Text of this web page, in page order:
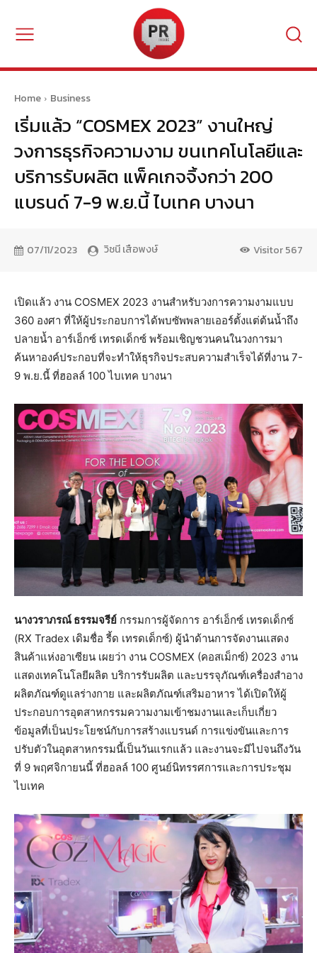
Home Business
เริ่มแล้ว “COSMEX 2023” งานใหญ่
วงการธุรกิจความงาม ขนเทคโนโลยีและ
บริการรับผลิต แพ็คเกจจิ้งกว่า 200
แบรนด์ 7-9 พ.ย.นี้ ไบเทค บางนา
07/11/2023 วิชนี เสือพงษ์ Visitor567
เปิดแล้ว งาน COSMEX 2023 งานสำหรับวงการความงามแบบ
360 องศา ที่ให้ผู้ประกอบการได้พบซัพพลายเออร์ตั้งแต่ต้นน้ำถึง
ปลายน้ำ อาร์เอ็กซ์ เทรดเด็กซ์ พร้อมเชิญชวนคนในวงการมา
ค้นหาองค์ประกอบที่จะทำให้ธุรกิจประสบความสำเร็จได้ที่งาน 7-
9 พ.ย.นี้ ที่ฮอลล์ 100 ไบเทค บางนา
นางวราภรณ์ ธรรมจรีย์ กรรมการผู้จัดการ อาร์เอ็กซ์ เทรดเด็กซ์
(RX Tradex เดิมชื่อ รี้ด เทรดเด็กซ์) ผู้นำด้านการจัดงานแสดง
สินค้าแห่งอาเซียน เผยว่า งาน COSMEX (คอสเม็กซ์) 2023 งาน
แสดงเทคโนโลยีผลิต บริการรับผลิต และบรรจุภัณฑ์เครื่องสำอาง
ผลิตภัณฑ์ดูแลร่างกาย และผลิตภัณฑ์เสริมอาหาร ได้เปิดให้ผู้
ประกอบการอุตสาหกรรมความงามเข้าชมงานและเก็บเกี่ยว
ข้อมูลที่เป็นประโยชน์กับการสร้างแบรนด์ การแข่งขันและการ
ปรับตัวในอุตสาหกรรมนี้เป็นวันแรกแล้ว และงานจะมีไปจนถึงวัน
ที่ 9 พฤศจิกายนนี้ ที่ฮอลล์ 100 ศูนย์นิทรรศการและการประชุม
ไบเทค